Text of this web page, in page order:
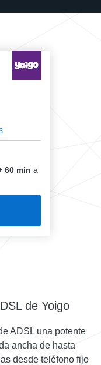
60 min a
de Yoigo
ADSL una potente
ancha de hasta
desde teléfono fijo